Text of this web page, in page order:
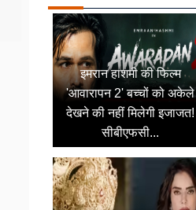
इमरान हाशमी की फिल्म
'आवारापन 2' बच्चों को अकेले
देखने की नहीं मिलेगी इजाजत!
सीबीएफसी...